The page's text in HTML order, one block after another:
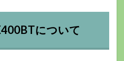
について